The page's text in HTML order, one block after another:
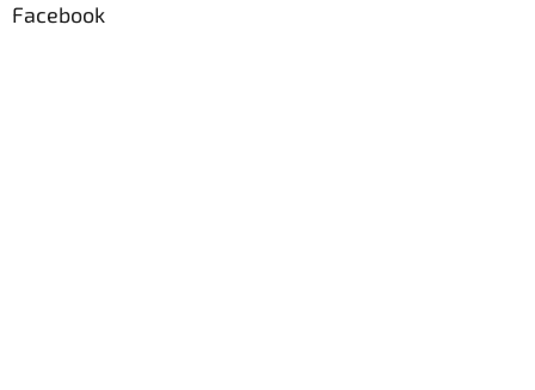
Facebook